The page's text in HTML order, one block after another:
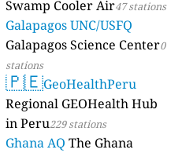
Swamp Cooler Air47 stations
Galapagos UNC/USFQ
Galapagos Science Center0
stations
🇵🇪GeoHealthPeru
Regional GEOHealth Hub
in Peru229 stations
Ghana AQ The Ghana